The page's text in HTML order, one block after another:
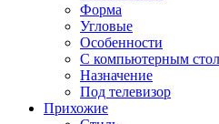
Форма
Угловые
Особенности
С компьютерным
Назначение
Под телевизор
Прихожие